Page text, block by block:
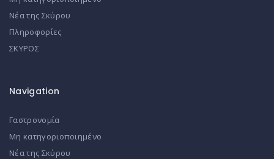
Νέα της Σκύρου
Πληροφορίες
ΣΚΥΡΟΣ
Navigation
Γαστρονομία
Μη κατηγοριοποιημένο
Νέα της Σκύρου